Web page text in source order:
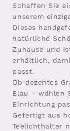
Schaffen Sie
unserem
Dieses
natürliche
Zuhause und
erhältlich,
passt.
Ob dezentes
Blau – wählen
Einrichtung
Gefertigt aus
Teelichthalter